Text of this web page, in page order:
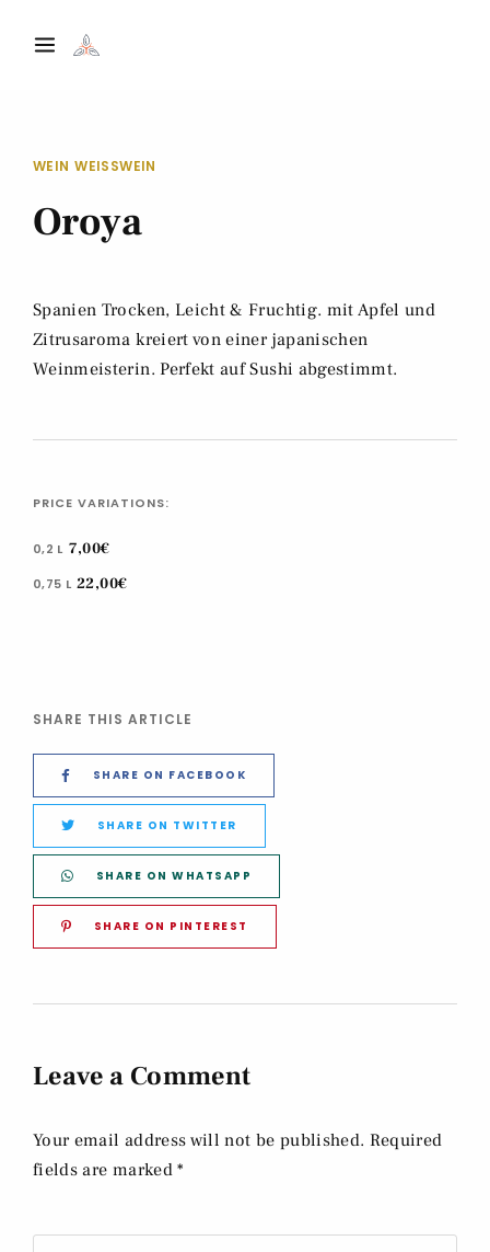
WEIN WEISSWEIN
Oroya
Spanien Trocken, Leicht & Fruchtig. mit Apfel und
Zitrusaroma kreiert von einer japanischen
Weinmeisterin. Perfekt auf Sushi abgestimmt.
PRICE VARIATIONS:
0,2 L 7,00€
0,75 L 22,00€
SHARE THIS ARTICLE
SHARE ON FACEBOOK
SHARE ON TWITTER
SHARE ON WHATSAPP
SHARE ON PINTEREST
Leave a Comment
Your email address will not be published. Required
fields are marked *